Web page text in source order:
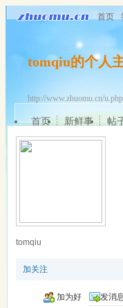
首页
tomqiu的个人
http://www.zhuomu.cn/
首页 新鲜事 帖
tomqiu
加关注
加为好
发消